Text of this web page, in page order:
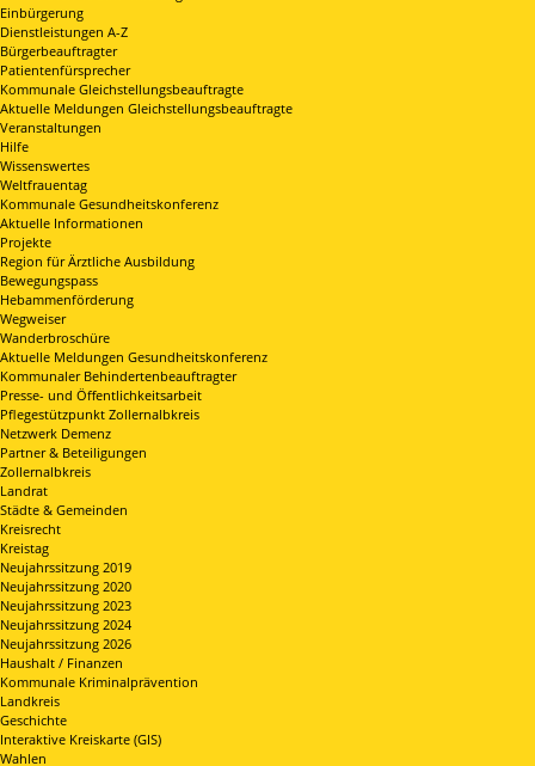
Einbürgerung
Dienstleistungen A-Z
Bürgerbeauftragter
Patientenfürsprecher
Kommunale Gleichstellungsbeauftragte
Aktuelle Meldungen Gleichstellungsbeauftragte
Veranstaltungen
Hilfe
Wissenswertes
Weltfrauentag
Kommunale Gesundheitskonferenz
Aktuelle Informationen
Projekte
Region für Ärztliche Ausbildung
Bewegungspass
Hebammenförderung
Wegweiser
Wanderbroschüre
Aktuelle Meldungen Gesundheitskonferenz
Kommunaler Behindertenbeauftragter
Presse- und Öffentlichkeitsarbeit
Pflegestützpunkt Zollernalbkreis
Netzwerk Demenz
Partner & Beteiligungen
Zollernalbkreis
Landrat
Städte & Gemeinden
Kreisrecht
Kreistag
Neujahrssitzung 2019
Neujahrssitzung 2020
Neujahrssitzung 2023
Neujahrssitzung 2024
Neujahrssitzung 2026
Haushalt / Finanzen
Kommunale Kriminalprävention
Landkreis
Geschichte
Interaktive Kreiskarte (GIS)
Wahlen